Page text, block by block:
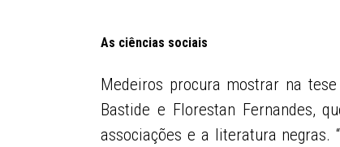
As ciências sociais
Medeiros procura mostrar na
Bastide e Florestan Fernandes,
associações e a literatura negras.